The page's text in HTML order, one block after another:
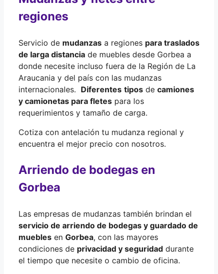
regiones
Servicio de mudanzas a regiones para traslados
de larga distancia de muebles desde Gorbea a
donde necesite incluso fuera de la Región de La
Araucania y del país con las mudanzas
internacionales. Diferentes tipos de camiones
y camionetas para fletes para los
requerimientos y tamaño de carga.
Cotiza con antelación tu mudanza regional y
encuentra el mejor precio con nosotros.
Arriendo de bodegas en
Gorbea
Las empresas de mudanzas también brindan el
servicio de arriendo de bodegas y guardado de
muebles en Gorbea, con las mayores
condiciones de privacidad y seguridad durante
el tiempo que necesite o cambio de oficina.